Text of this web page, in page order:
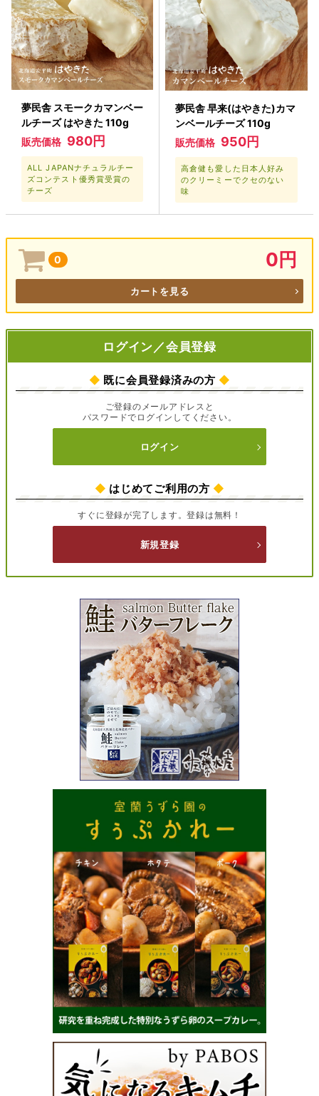
夢民舎 スモークカマンベー
ルチーズ はやきた 110g
販売価格 980円
ALL JAPANナチュラルチー
ズコンテスト優秀賞受賞の
チーズ
夢民舎 早来(はやきた)カマ
ンベールチーズ 110g
販売価格 950円
高倉健も愛した日本人好み
のクリーミーでクセのない
味
0 0円
カートを見る
ログイン／会員登録
◆ 既に会員登録済みの方 ◆
ご登録のメールアドレスと
パスワードでログインしてください。
ログイン
◆ はじめてご利用の方 ◆
すぐに登録が完了します。登録は無料！
新規登録